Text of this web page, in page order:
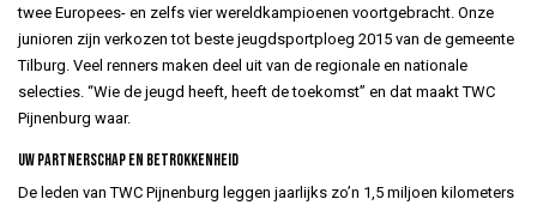
twee Europees- en zelfs vier wereldkampioenen voortgebracht. Onze
junioren zijn verkozen tot beste jeugdsportploeg 2015 van de gemeente
Tilburg. Veel renners maken deel uit van de regionale en nationale
selecties. “Wie de jeugd heeft, heeft de toekomst” en dat maakt TWC
Pijnenburg waar.
Uw partnerschap en betrokkenheid
De leden van TWC Pijnenburg leggen jaarlijks zo’n 1,5 miljoen kilometers